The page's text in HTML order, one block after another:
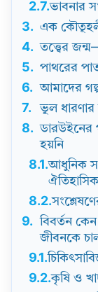
2.7.ভাবনার
3. এক
4. তত্ত্বের
5. পাথরের
6.
আমাদের
7.
ভুল ধারণার
8. ডারউইনের
হয়নি
8.1.আধুনিক
8.2.
9.
বিবর্তন
জীবনকে
9.1.
9.2.কৃষি ও